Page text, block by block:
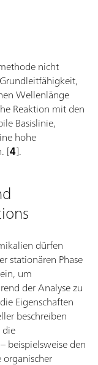
nicht
Wellenlänge
Reaktion mit den
Basislinie,
hohe
[4].
dürfen
stationären Phase
um
der Analyse zu
Eigenschaften
beschreiben
beispielsweise den